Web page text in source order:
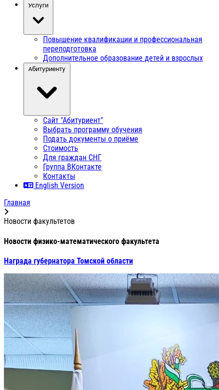
Услуги
Повышение квалификации и профессиональная
переподготовка
Дополнительное образование детей и взрослых
Абитуриенту
Сайт "Абитуриент"
Выбрать программу обучения
Подать документы о приёме
Стоимость
Для граждан СНГ
Группа ВКонтакте
Контакты
English Version
Главная
Новости факультетов
Новости физико-математического факультета
Награда губернатора Томской области